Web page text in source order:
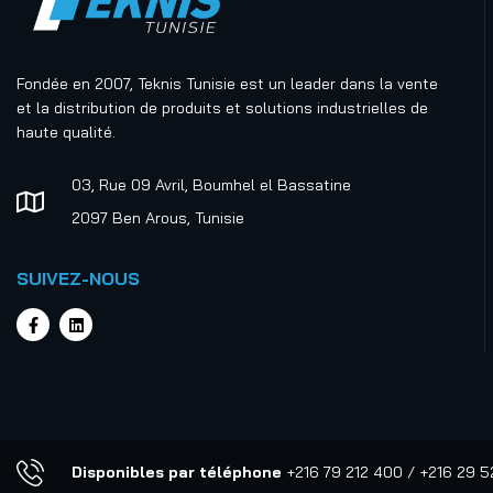
dépoussiérage
management visuel
Matériel de lubrification
Sièges et reposes pieds
industriels
Fondée en 2007, Teknis Tunisie est un leader dans la vente
et la distribution de produits et solutions industrielles de
haute qualité.
03, Rue 09 Avril, Boumhel el Bassatine
2097 Ben Arous, Tunisie
SUIVEZ-NOUS
Disponibles par téléphone +216 79 212 400 / +216 29